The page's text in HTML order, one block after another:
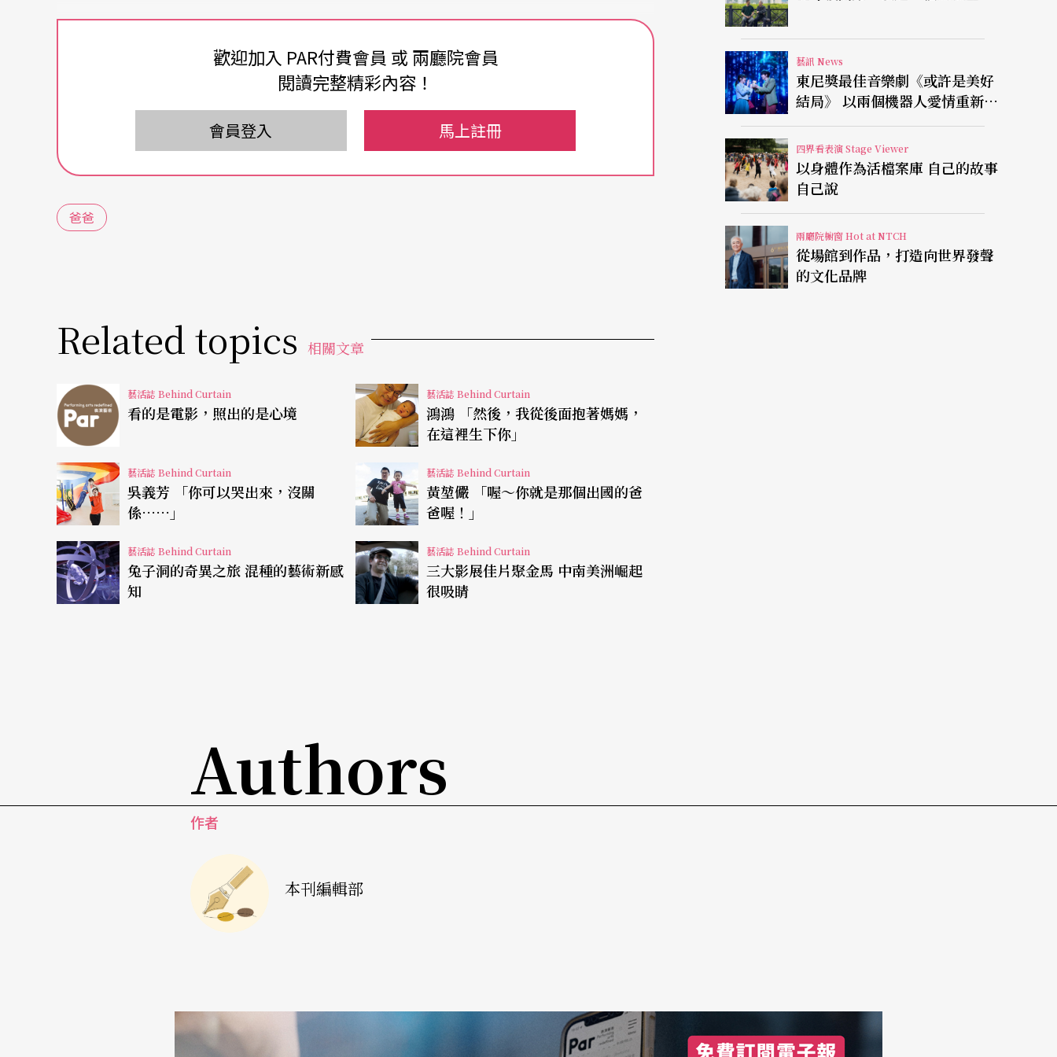
歡迎加入 PAR付費會員 或 兩廳院會員
閱讀完整精彩內容！
會員登入 馬上註冊
爸爸
Related topics 相關文章
藝活誌 Behind Curtain
看的是電影，照出的是心境
藝活誌 Behind Curtain
鴻鴻 「然後，我從後面抱著媽媽，
在這裡生下你」
藝活誌 Behind Curtain
吳義芳 「你可以哭出來，沒關
係……」
藝活誌 Behind Curtain
黃堃儼 「喔～你就是那個出國的爸
爸喔！」
藝活誌 Behind Curtain
兔子洞的奇異之旅 混種的藝術新感
知
藝活誌 Behind Curtain
三大影展佳片聚金馬 中南美洲崛起
很吸睛
藝訊 News
東尼獎最佳音樂劇《或許是美好
結局》 以兩個機器人愛情重新凝
視有限人生
四界看表演 Stage Viewer
以身體作為活檔案庫 自己的故事
自己說
兩廳院櫥窗 Hot at NTCH
從場館到作品，打造向世界發聲
的文化品牌
Authors
作者
本刊編輯部